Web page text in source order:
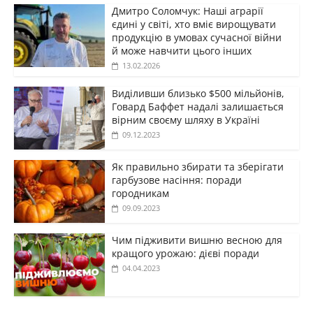
Дмитро Соломчук: Наші аграрії
єдині у світі, хто вміє вирощувати
продукцію в умовах сучасної війни
й може навчити цього інших
13.02.2026
Виділивши близько $500 мільйонів,
Говард Баффет надалі залишається
вірним своєму шляху в Україні
09.12.2023
Як правильно збирати та зберігати
гарбузове насіння: поради
городникам
09.09.2023
Чим підживити вишню весною для
кращого урожаю: дієві поради
04.04.2023